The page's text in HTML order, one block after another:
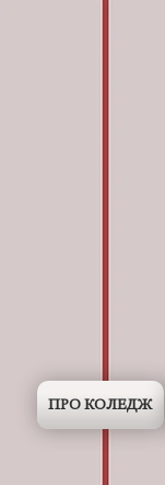
ПРО КОЛЕДЖ